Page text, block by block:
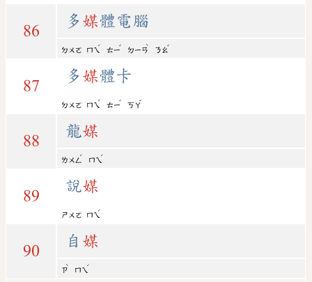
86
多 媒體電腦
ㄉㄨㄛ ㄇㄟ
ˊ
ㄊㄧ
ˇ
ㄉㄧㄢ
ˋ
ㄋㄠ
ˇ
87
多 媒體卡
ㄉㄨㄛ ㄇㄟ
ˊ
ㄊㄧ
ˇ
ㄎㄚ
ˇ
88
龍媒
ㄌㄨㄥ
ˊ
ㄇㄟ
ˊ
89
說媒
ㄕㄨㄛ ㄇㄟ
ˊ
90
自 媒
ㄗ
ˋ
ㄇㄟ
ˊ